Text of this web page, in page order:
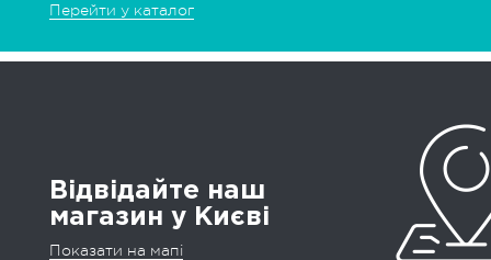
Перейти у каталог
Відвідайте наш
магазин у Києві
Показати на мапі